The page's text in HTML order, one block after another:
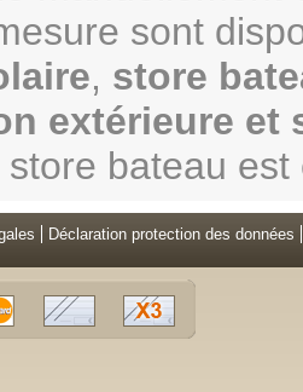
sont
, store
extérieure et
bateau
Déclaration protection des données